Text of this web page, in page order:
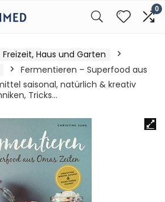
0
Freizeit, Haus und Garten
Fermentieren – Superfood aus
saisonal, natürlich & kreativ
Tricks…